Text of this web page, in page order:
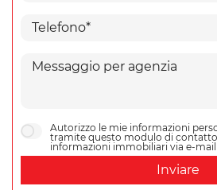
Autorizzo le mie informazioni
tramite questo modulo di
informazioni immobiliari via e-
Inviare